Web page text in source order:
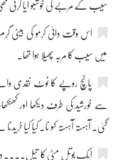
سیب کے مربے کی خوشبو آیا کرتی
اس وقت دائی کرمو کی بیٹی
میں سیب کا مربہ پھیلا ہوا تھا۔
پانچ روپے کا نوٹ نقدی
سے خورشید کی طرف دیکھا اور
گئی۔ آہستہ آہستہ کہو نا۔ کیا کیا
ایک بوتل مٹی کا تیل....